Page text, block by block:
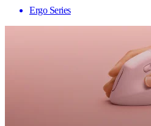
Ergo Series